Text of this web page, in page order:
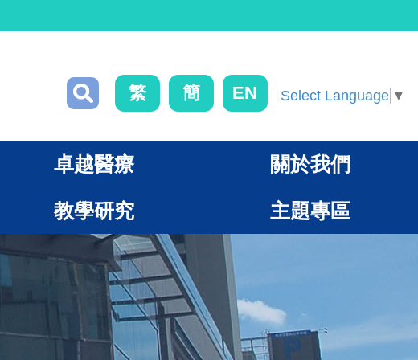
繁 簡 EN Select Language ▼
卓越醫療 關於我們
教學研究 主題專區